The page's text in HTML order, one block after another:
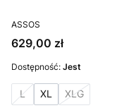
PRODUCENT
ASSOS
Cena
629,00 zł
Dostępność: Jest
L XL XLG